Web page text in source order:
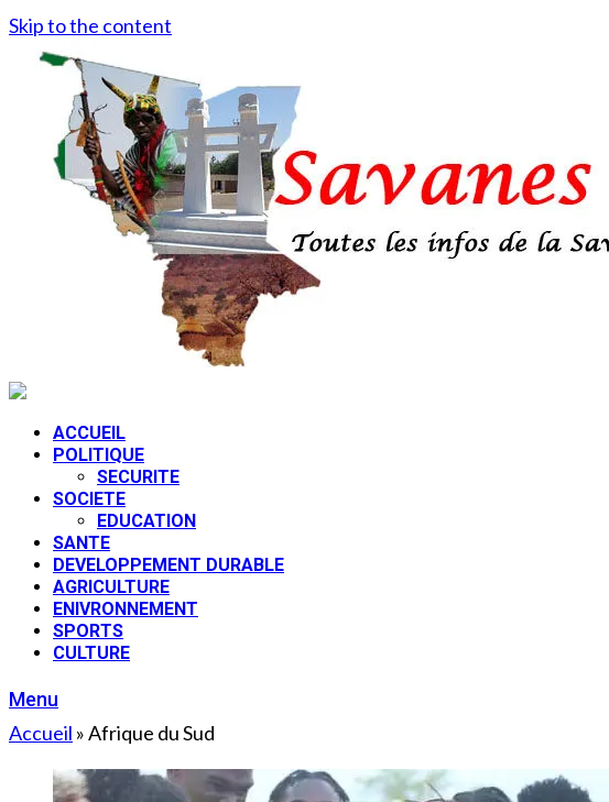
Skip to the content
ACCUEIL
POLITIQUE
SECURITE
SOCIETE
EDUCATION
SANTE
DEVELOPPEMENT DURABLE
AGRICULTURE
ENIVRONNEMENT
SPORTS
CULTURE
Menu
Accueil »Afrique du Sud